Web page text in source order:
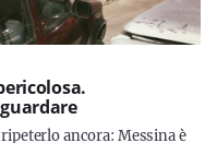
ancora: Messina è